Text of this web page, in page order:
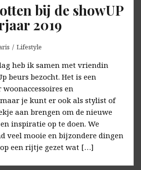
bij de showUP
2019
Lifestyle
heb ik samen met vriendin
beurs bezocht. Het is een
en
je kunt er ook als stylist of
aan brengen om de nieuwe
inspiratie op te doen. We
veel mooie en bijzondere dingen
op een rijtje gezet wat […]